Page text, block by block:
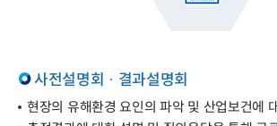
사전설명회 · 결과설명회
현장의 유해환경 요인의 파악 및 산업보건에